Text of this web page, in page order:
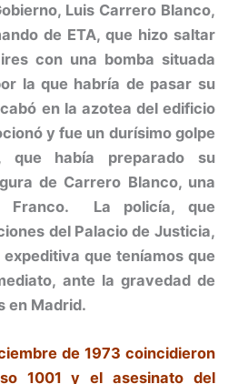
Luis Carrero Blanco,
de ETA, que hizo saltar
con una bomba situada
la que habría de pasar su
en la azotea del edificio
y fue un durísimo golpe
que había preparado su
de Carrero Blanco, una
Franco. La policía, que
del Palacio de Justicia,
que teníamos que
ante la gravedad de
en Madrid.
de 1973 coincidieron
1001 y el asesinato del